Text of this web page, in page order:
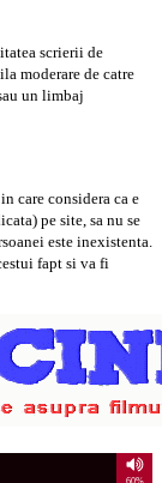
scrierii de
moderare de catre
un limbaj
care considera ca e
pe site, sa nu se
este inexistenta.
fapt si va fi